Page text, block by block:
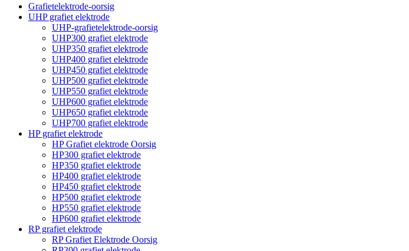
Grafietelektrode-oorsig
UHP grafiet elektrode
UHP-grafietelektrode-oorsig
UHP300 grafiet elektrode
UHP350 grafiet elektrode
UHP400 grafiet elektrode
UHP450 grafiet elektrode
UHP500 grafiet elektrode
UHP550 grafiet elektrode
UHP600 grafiet elektrode
UHP650 grafiet elektrode
UHP700 grafiet elektrode
HP grafiet elektrode
HP Grafiet elektrode Oorsig
HP300 grafiet elektrode
HP350 grafiet elektrode
HP400 grafiet elektrode
HP450 grafiet elektrode
HP500 grafiet elektrode
HP550 grafiet elektrode
HP600 grafiet elektrode
RP grafiet elektrode
RP Grafiet Elektrode Oorsig